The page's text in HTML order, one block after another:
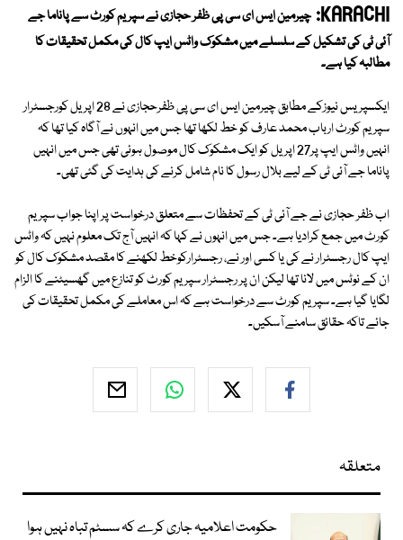
KARACHI: چیرمین ایس ای سی پی ظفر حجازی نے سپریم کورٹ سے پاناما جے
آئی ٹی کی تشکیل کے سلسلے میں مشکوک واٹس ایپ کال کی مکمل تحقیقات کا
مطالبہ کیا ہے۔
ایکسپریس نیوزکے مطابق چیرمین ایس ای سی پی ظفرحجازی نے 28 اپریل کورجسٹرار
سپریم کورٹ ارباب محمد عارف کو خط لکھا تھا جس میں انہوں نے آگاہ کیا تھا کہ
انہیں واٹس ایپ پر27 اپریل کو ایک مشکوک کال موصول ہوئی تھی جس میں انہیں
پاناما جے آئی ٹی کے لیے بلال رسول کا نام شامل کرنے کی ہدایت کی گئی تھی۔
اب ظفر حجازی نے جے آئی ٹی کے تحفظات سے متعلق درخواست پر اپنا جواب سپریم
کورٹ میں جمع کرادیا ہے۔ جس میں انہوں نے کہا کہ انہیں آج تک معلوم نہیں کہ واٹس
ایپ کال رجسٹرار نے کی یا کسی اور نے، رجسٹرارکوخط لکھنے کا مقصد مشکوک کال کو
ان کے نوٹس میں لانا تھا لیکن ان پر رجسٹرار سپریم کورٹ کو تنازع میں گھسیٹنے کا الزام
لگایا گیا ہے۔ سپریم کورٹ سے درخواست ہے کہ اس معاملے کی مکمل تحقیقات کی
جائے تاکہ حقائق سامنے آسکیں۔
متعلقہ
حکومت اعلامیہ جاری کرے کہ سسٹم تباہ نہیں ہوا